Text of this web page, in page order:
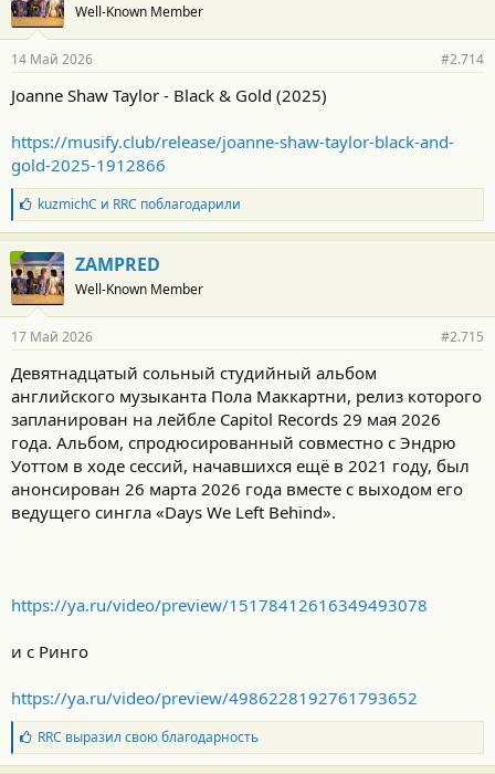
Well-Known Member
14 Май 2026 #2.714
Joanne Shaw Taylor - Black & Gold (2025)
https://musify.club/release/joanne-shaw-taylor-black-and-
gold-2025-1912866
Б
л
а
г
о
д
а
н
с
т
и
kuzmichC и RRC поблагодарили
ZAMPRED
Well-Known Member
17 Май 2026 #2.715
Девятнадцатый сольный студийный альбом
английского музыканта Пола Маккартни, релиз которого
запланирован на лейбле Capitol Records 29 мая 2026
года. Альбом, спродюсированный совместно с Эндрю
Уоттом в ходе сессий, начавшихся ещё в 2021 году, был
анонсирован 26 марта 2026 года вместе с выходом его
ведущего сингла «Days We Left Behind».
https://ya.ru/video/preview/15178412616349493078
и с Ринго
https://ya.ru/video/preview/4986228192761793652
Б
л
RRC выразил свою благодарность